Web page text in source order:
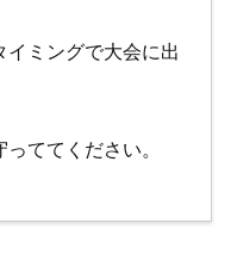
イミングで大会に出
ててください。